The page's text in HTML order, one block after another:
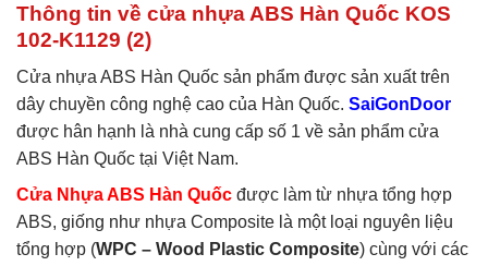
nhựa ABS KOS
Thông tin về cửa nhựa ABS Hàn Quốc KOS
102-K1129 (2)
Cửa nhựa ABS Hàn Quốc sản phẩm được sản xuất trên
dây chuyền công nghệ cao của Hàn Quốc. SaiGonDoor
được hân hạnh là nhà cung cấp số 1 về sản phẩm cửa
ABS Hàn Quốc tại Việt Nam.
Cửa Nhựa ABS Hàn Quốc được làm từ nhựa tổng hợp
ABS, giống như nhựa Composite là một loại nguyên liệu
tổng hợp (WPC – Wood Plastic Composite) cùng với các